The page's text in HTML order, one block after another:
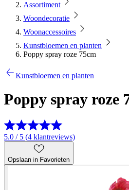
Assortiment
Woondecoratie
Woonaccessoires
Kunstbloemen en planten
Poppy spray roze 75cm
Kunstbloemen en planten
Poppy spray roze
5.0 / 5 (4 klantreviews)
Opslaan in Favorieten